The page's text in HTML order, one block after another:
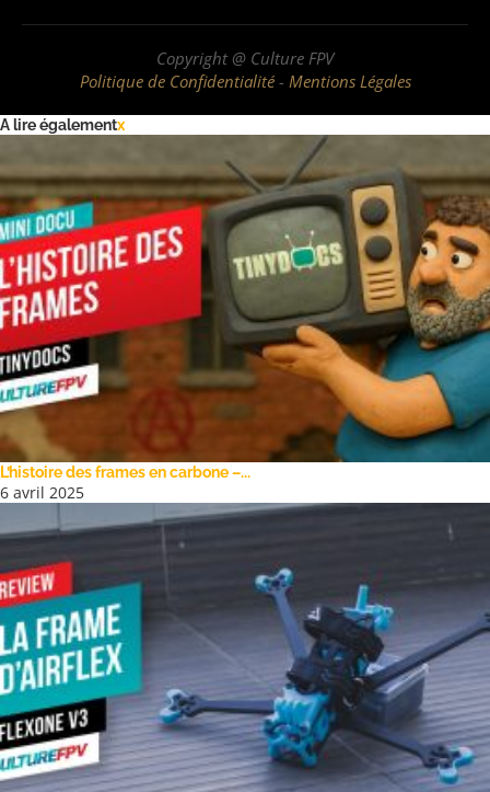
Copyright @ Culture FPV
Politique de Confidentialité- Mentions Légales
A lire égalementx
L’histoire des frames en carbone –...
6 avril 2025